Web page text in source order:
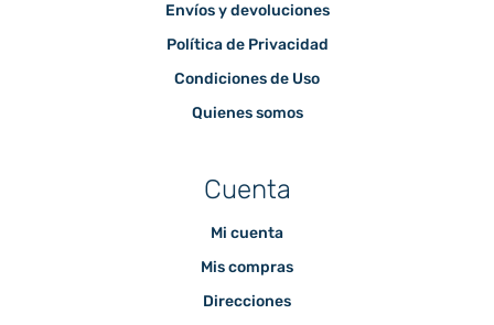
Envíos y devoluciones
Política de Privacidad
Condiciones de Uso
Quienes somos
Cuenta
Mi cuenta
Mis compras
Direcciones